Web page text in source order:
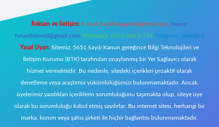
Reklam ve İletişim: E-mail: backlinkpaneli@gmail.com Teams:
forumhizmeti@gmail.com Whatsapp: 0262 606 0 726 Telegram: @karabul
Yasal Uyarı: Sitemiz, 5651 Sayılı Kanun gereğince Bilgi Teknolojileri ve
İletişim Kurumu (BTK) tarafından onaylanmış bir Yer Sağlayıcı olarak
hizmet vermektedir. Bu nedenle, sitedeki içerikleri proaktif olarak
denetleme veya araştırma yükümlülüğümüz bulunmamaktadır. Ancak,
üyelerimiz yazdıkları içeriklerin sorumluluğunu taşımakta olup, siteye üye
olarak bu sorumluluğu kabul etmiş sayılırlar. Bu internet sitesi, herhangi bir
marka, kurum veya şahıs şirketi ile hiçbir bağlantısı bulunmamaktadır.